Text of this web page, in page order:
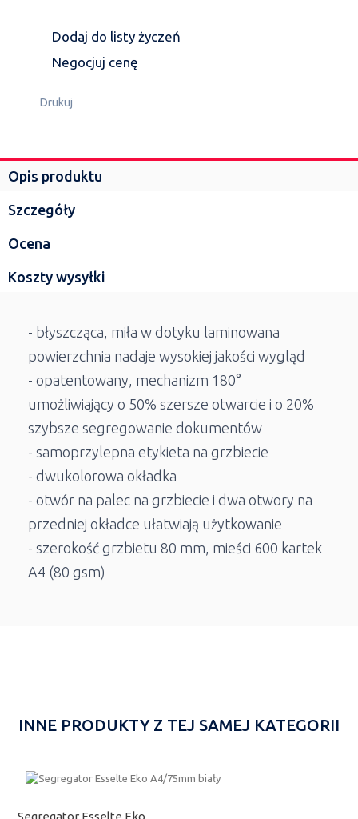
Dodaj do listy życzeń
Negocjuj cenę
Drukuj
Opis produktu
Szczegóły
Ocena
Koszty wysyłki
- błyszcząca, miła w dotyku laminowana
powierzchnia nadaje wysokiej jakości wygląd
- opatentowany, mechanizm 180°
umożliwiający o 50% szersze otwarcie i o 20%
szybsze segregowanie dokumentów
- samoprzylepna etykieta na grzbiecie
- dwukolorowa okładka
- otwór na palec na grzbiecie i dwa otwory na
przedniej okładce ułatwiają użytkowanie
- szerokość grzbietu 80 mm, mieści 600 kartek
A4 (80 gsm)
INNE PRODUKTY Z TEJ SAMEJ KATEGORII
Segregator Esselte Eko...